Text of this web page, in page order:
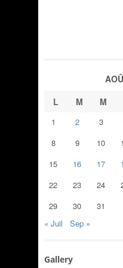
L
M M
1 2 3
8
9 10
15
16 17
22
23 24
29
30
31
« Juil
Sep »
Gallery